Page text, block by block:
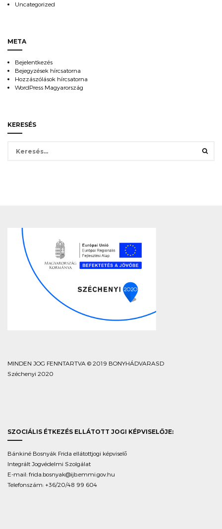
Uncategorized
META
Bejelentkezés
Bejegyzések hírcsatorna
Hozzászólások hírcsatorna
WordPress Magyarország
KERESÉS
MINDEN JOG FENNTARTVA © 2019 BONYHÁDVARASD
Széchenyi 2020
SZOCIÁLIS ÉTKEZÉS ELLÁTOTT JOGI KÉPVISELŐJE:
Bánkiné Bosnyák Frida ellátottjogi képviselő
Integrált Jogvédelmi Szolgálat
E-mail: frida.bosnyak@ijb.emmi.gov.hu
Telefonszám: +36/20/48 99 604